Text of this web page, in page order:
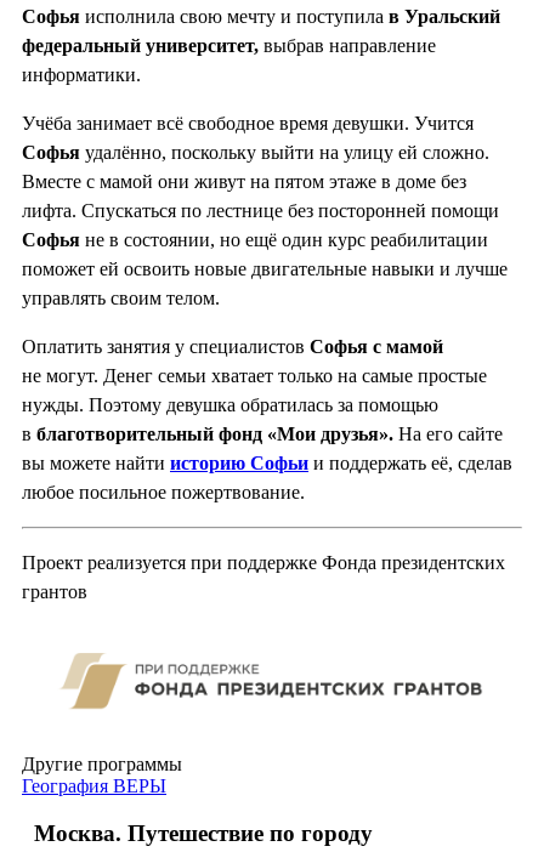
Софья исполнила свою мечту и поступила в Уральский
федеральный университет, выбрав направление
информатики.
Учёба занимает всё свободное время девушки. Учится
Софья удалённо, поскольку выйти на улицу ей сложно.
Вместе с мамой они живут на пятом этаже в доме без
лифта. Спускаться по лестнице без посторонней помощи
Софья не в состоянии, но ещё один курс реабилитации
поможет ей освоить новые двигательные навыки и лучше
управлять своим телом.
Оплатить занятия у специалистов Софья с мамой
не могут. Денег семьи хватает только на самые простые
нужды. Поэтому девушка обратилась за помощью
в благотворительный фонд «Мои друзья». На его сайте
вы можете найти историю Софьи и поддержать её, сделав
любое посильное пожертвование.
Проект реализуется при поддержке Фонда президентских
грантов
Другие программы
География ВЕРЫ
Москва. Путешествие по городу